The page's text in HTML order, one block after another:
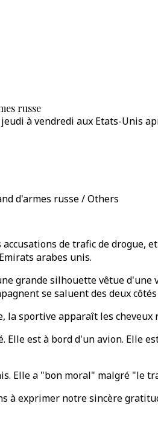
russe
à vendredi aux Etats-Unis
d'armes russe / Others
de trafic de drogue,
arabes unis.
grande silhouette vêtue
se saluent des deux
sportive apparaît les cheveux
est à bord d'un avion. Elle
Elle a "bon moral" malgré "le
à exprimer notre sincère